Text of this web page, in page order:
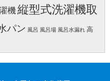
機縦型式洗濯機取
パン 風呂 風呂場 風呂水漏れ 高